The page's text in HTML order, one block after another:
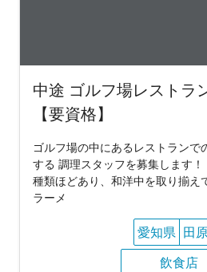
中途 ゴルフ場レストラ
【要資格】
ゴルフ場の中にあるレストランで
する 調理スタッフを募集します
種類ほどあり、和洋中を取り揃え
ラーメ
愛知県 田
飲食店